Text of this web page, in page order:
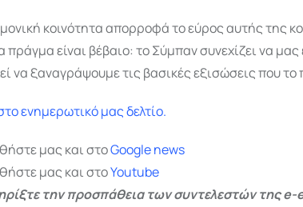
κοινότητα απορροφά το εύρος αυτής της
είναι βέβαιο: το Σύμπαν συνεχίζει να μας
να ξαναγράψουμε τις βασικές εξισώσεις που το
ενημερωτικό μας δελτίο.
μας και στοGooglenews
μας και στοYoutube
την προσπάθεια των συντελεστών της